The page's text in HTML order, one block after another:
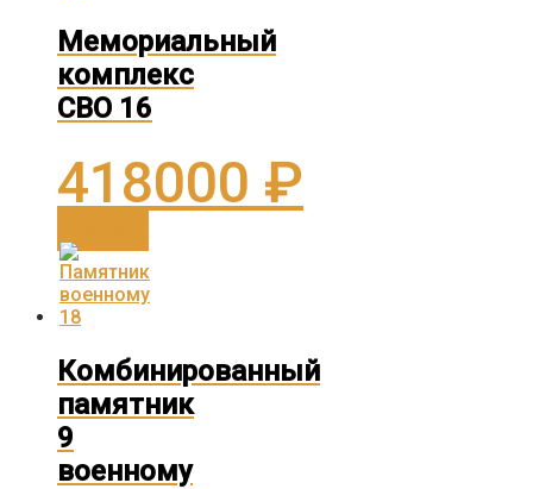
Мемориальный
комплекс
СВО 16
418000 ₽
Комбинированный
памятник
9
военному